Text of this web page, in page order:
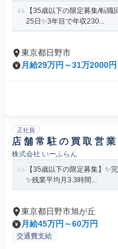
【35歳以下の限定募集/転
25日✨3年目で年収230...
東京都日野市
月給29万円～31万2000円
正社員
店 舗 常 駐 の 買 取 営 業
株式会社 いーふらん
【35歳以下の限定募集】✨
✨残業平均月3.3時間...
東京都日野市旭が丘
月給45万円～60万円
交通費支給